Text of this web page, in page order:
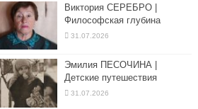
Виктория СЕРЕБРО |
Философская глубина
31.07.2026
Эмилия ПЕСОЧИНА |
Детские путешествия
31.07.2026